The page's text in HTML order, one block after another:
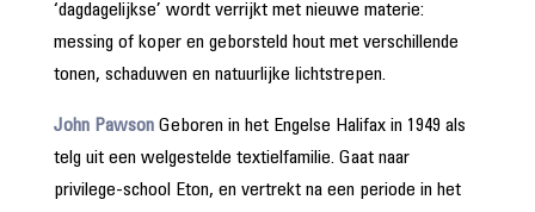
‘dagdagelijkse’ wordt verrijkt met nieuwe materie:
messing of koper en geborsteld hout met verschillende
tonen, schaduwen en natuurlijke lichtstrepen.
John PawsonGeboren in het Engelse Halifax in 1949 als
telg uit een welgestelde textielfamilie. Gaat naar
privilege-school Eton, en vertrekt na een periode in het